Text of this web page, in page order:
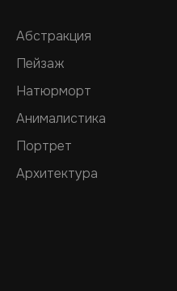
Абстракция
Пейзаж
Натюрморт
Анималистика
Портрет
Архитектура